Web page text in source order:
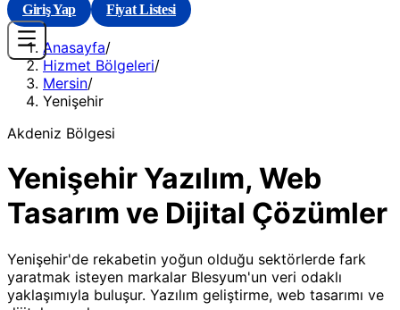
Giriş Yap
Fiyat Listesi
Anasayfa/
Hizmet Bölgeleri/
Mersin/
Yenişehir
Akdeniz Bölgesi
Yenişehir Yazılım, Web
Tasarım ve Dijital Çözümler
Yenişehir'de rekabetin yoğun olduğu sektörlerde fark
yaratmak isteyen markalar Blesyum'un veri odaklı
yaklaşımıyla buluşur. Yazılım geliştirme, web tasarımı ve